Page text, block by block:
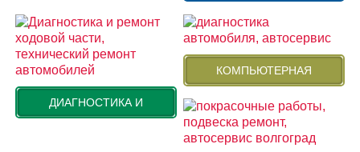
ДИАГНОСТИКА И
КОМПЬЮТЕРНАЯ